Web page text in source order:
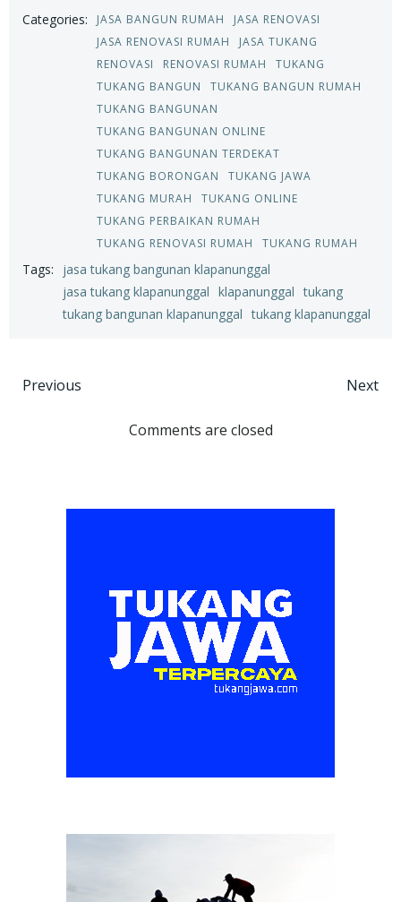
Categories: JASA BANGUN RUMAH
JASA RENOVASI
JASA RENOVASI RUMAH
JASA TUKANG
RENOVASI
RENOVASI RUMAH
TUKANG
TUKANG BANGUN
TUKANG BANGUN RUMAH
TUKANG BANGUNAN
TUKANG BANGUNAN ONLINE
TUKANG BANGUNAN TERDEKAT
TUKANG BORONGAN
TUKANG JAWA
TUKANG MURAH
TUKANG ONLINE
TUKANG PERBAIKAN RUMAH
TUKANG RENOVASI RUMAH
TUKANG RUMAH
Tags:
jasa tukang bangunan klapanunggal
jasa tukang klapanunggal klapanunggal tukang
tukang bangunan klapanunggal tukang klapanunggal
Post
navigation
Previous
navigation
Next
Comments are closed